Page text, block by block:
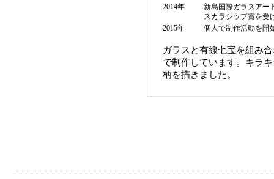
2014年
新島国際ガラスアー
スカラシップ賞を受
2015年
個人で制作活動を開
ガラスと有線七宝を組み
で制作しています。キラ
柄を描きました。